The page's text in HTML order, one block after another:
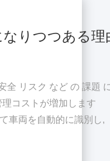
りつつある理
全 リスク など の 課題
コストが増加します
車両を自動的に識別し,